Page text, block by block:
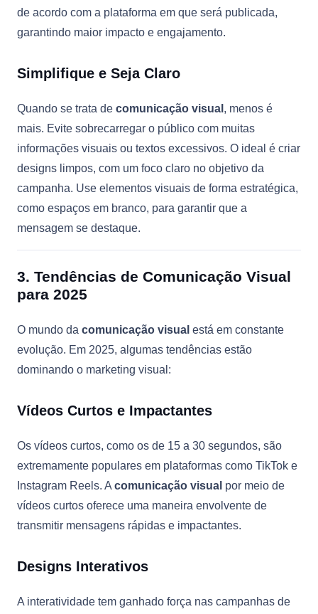
de acordo com a plataforma em que será publicada,
garantindo maior impacto e engajamento.
Simplifique e Seja Claro
Quando se trata de comunicação visual , menos é
mais. Evite sobrecarregar o público com muitas
informações visuais ou textos excessivos. O ideal é criar
designs limpos, com um foco claro no objetivo da
campanha. Use elementos visuais de forma estratégica,
como espaços em branco, para garantir que a
mensagem se destaque.
3. Tendências de Comunicação Visual
para 2025
O mundo da comunicação visual está em constante
evolução. Em 2025, algumas tendências estão
dominando o marketing visual:
Vídeos Curtos e Impactantes
Os vídeos curtos, como os de 15 a 30 segundos, são
extremamente populares em plataformas como TikTok e
Instagram Reels. A comunicação visual por meio de
vídeos curtos oferece uma maneira envolvente de
transmitir mensagens rápidas e impactantes.
Designs Interativos
A interatividade tem ganhado força nas campanhas de